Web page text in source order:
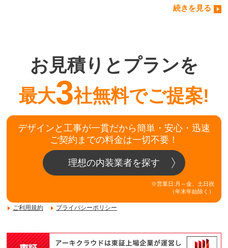
続きを見る
お見積りとプランを
最大3社無料でご提案!
デザインと工事が一貫だから簡単・安心・迅速
ご契約までの料金は一切不要！
理想の内装業者を探す
※営業日:月～金、土日祝
（年末年始除く）
ご利用規約 プライバシーポリシー